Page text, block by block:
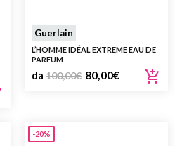
Guerlain
L’HOMME IDÉAL EXTRÊME EAU DE
PARFUM
da 100,00€ 80,00€
-20%